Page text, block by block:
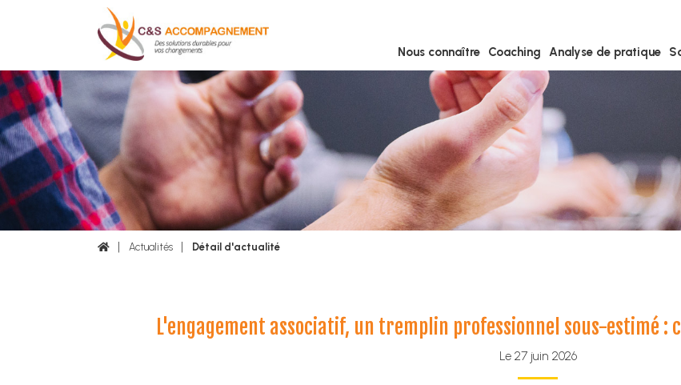
Nous connaître Coaching Analyse de pratique
Actualités Détail d'actualité
L'engagement associatif, un tremplin professionnel sous-estimé :
Le 27 juin 2026